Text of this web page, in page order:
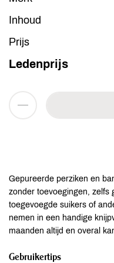
Inhoud
Prijs
Ledenprijs
Gepureerde perziken en
zonder toevoegingen, zelfs
toegevoegde suikers of
nemen in een handige
maanden altijd en overal
Gebruikertips